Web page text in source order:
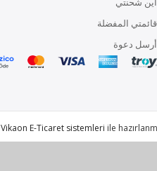
قائمتي المفضلة
أرسل دعوة
Vikaon E-Ticaret sistemleri ile